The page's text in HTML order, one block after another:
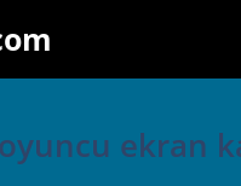
ekran